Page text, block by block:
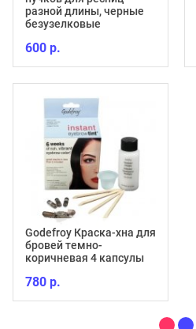
разной длины, черные
безузелковые
600 р.
Godefroy Краска-хна для
бровей темно-
коричневая 4 капсулы
780 р.